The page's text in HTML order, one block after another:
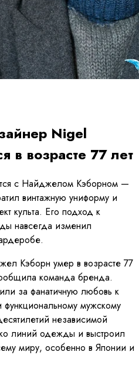
Nigel
в возрасте 77 лет
с Найджелом Кэборном —
винтажную униформу и
культа. Его подход к
навсегда изменил
Кэборн умер в возрасте 77
команда бренда.
за фанатичную любовь к
функциональному мужскому
независимой
линий одежды и выстроил
миру, особенно в Японии и